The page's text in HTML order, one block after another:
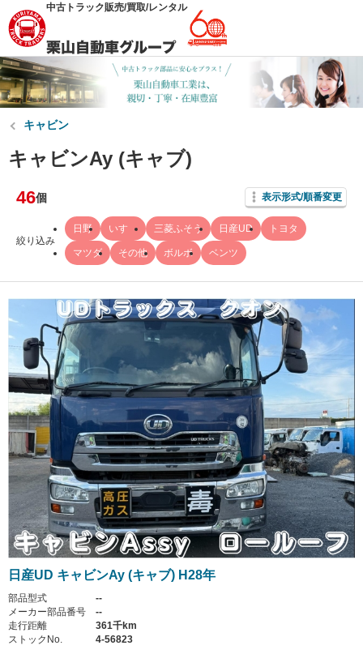
中古トラック販売/買取/レンタル
キャビン
キャビンAy (キャブ)
46個 表示形式/順番変更
絞り込み
日野 いすゞ 三菱ふそう 日産UD トヨタ
マツダ その他 ボルボ ベンツ
日産UD キャビンAy (キャブ) H28年
部品型式
--
メーカー部品番号
--
走行距離
361千km
ストックNo.
4-56823